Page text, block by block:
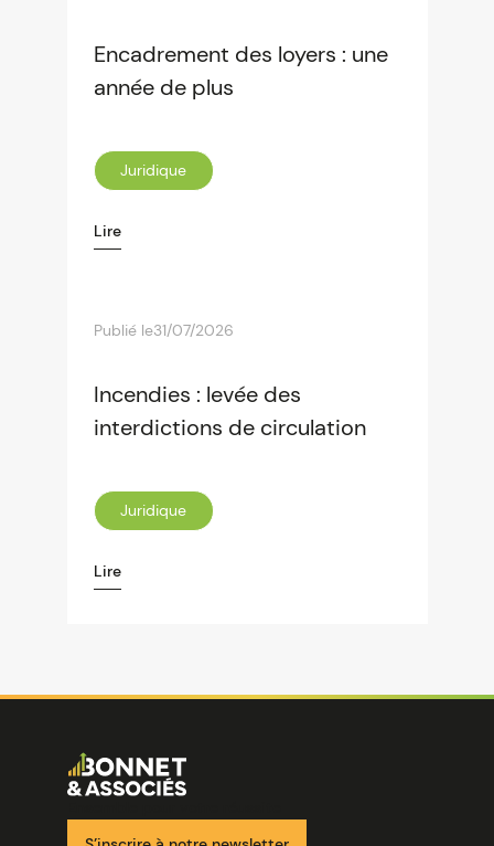
Encadrement des loyers : une
année de plus
Juridique
Lire
Publié le31/07/2026
Incendies : levée des
interdictions de circulation
Juridique
Lire
Image